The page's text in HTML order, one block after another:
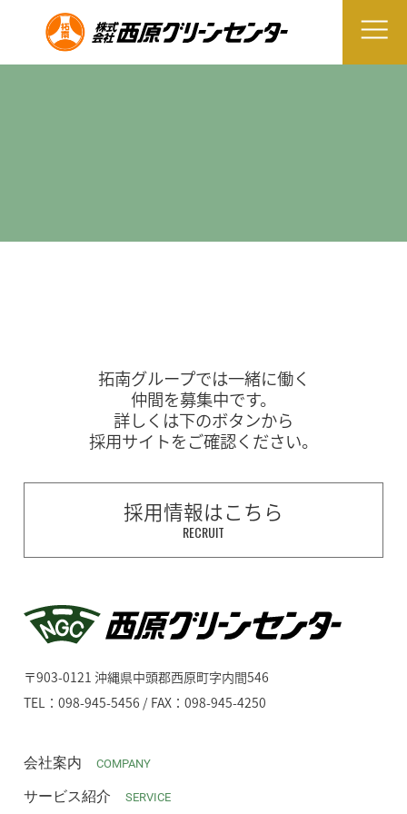
拓南グループでは一緒に働く
仲間を募集中です。
詳しくは下のボタンから
採用サイトをご確認ください。
採用情報はこちら
RECRUIT
〒903-0121 沖縄県中頭郡西原町字内間546
TEL：098-945-5456 / FAX：098-945-4250
会社案内 COMPANY
サービス紹介 SERVICE